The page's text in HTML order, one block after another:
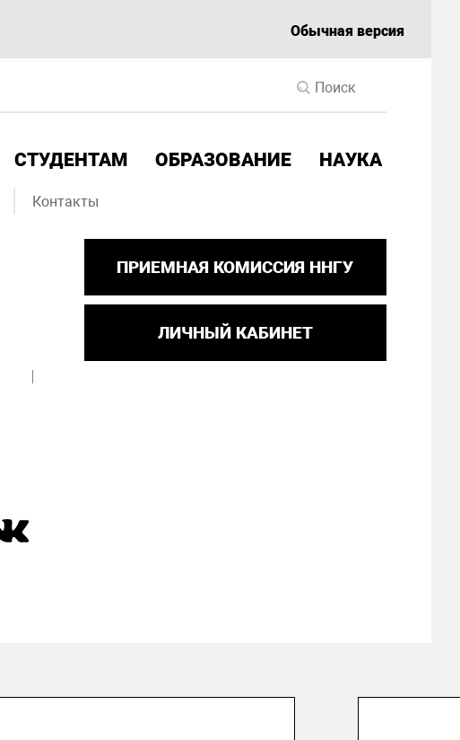
Обычная версия
СТУДЕНТАМ ОБРАЗОВАНИЕ НАУКА
Контакты
ПРИЕМНАЯ КОМИССИЯ ННГУ
ЛИЧНЫЙ КАБИНЕТ